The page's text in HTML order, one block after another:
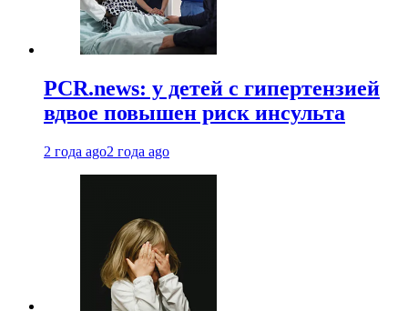
PCR.news: у детей с гипертензией
вдвое повышен риск инсульта
2 года ago2 года ago